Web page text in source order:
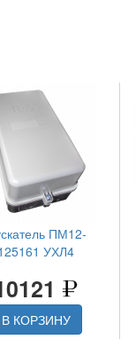
ПМ12-
УХЛ4
В КОРЗИНУ